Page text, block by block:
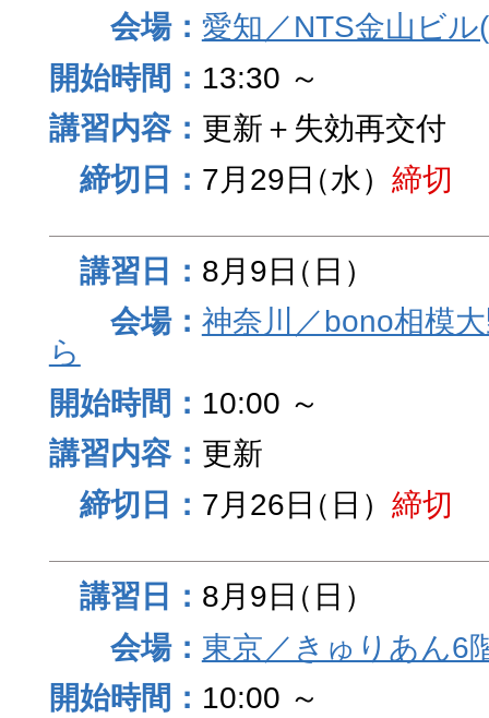
愛知／NTS金山ビ
13:30 ～
更新＋失効再交付
7月29日（水） 締切
8月9日（日）
神奈川／bono相模
ら
10:00 ～
更新
7月26日（日） 締切
8月9日（日）
東京／きゅりあん6
10:00 ～